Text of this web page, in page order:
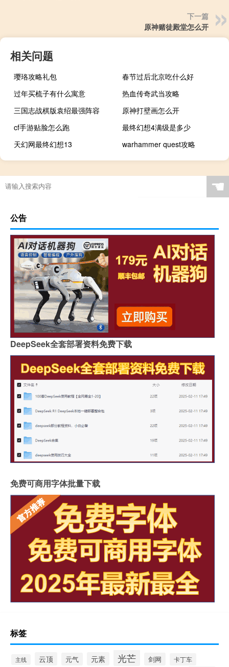
下一篇
原神赌徒殿堂怎么开
相关问题
璎珞攻略礼包
春节过后北京吃什么好
过年买梳子有什么寓意
热血传奇武当攻略
三国志战棋版袁绍最强阵容
原神打壁画怎么开
cf手游贴脸怎么跑
最终幻想4满级是多少
天幻网最终幻想13
warhammer quest攻略
☚
公告
DeepSeek全套部署资料免费下载
免费可商用字体批量下载
标签
主线 云顶 元气 元素 光芒 剑网 卡丁车